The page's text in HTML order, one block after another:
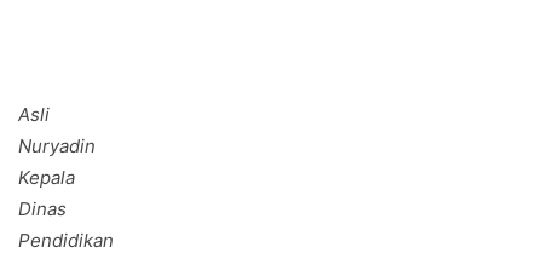
Asli
Nuryadin
Kepala
Dinas
Pendidikan